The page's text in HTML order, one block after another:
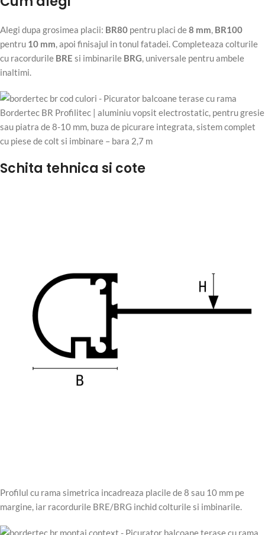
Alegi dupa grosimea placii: BR80 pentru placi de8 mm, BR100
pentru 10 mm, apoi finisajul in tonul fatadei. Completeaza colturile
cu racordurile BRE si imbinarile BRG, universale pentru ambele
inaltimi.
Schita tehnica si cote
Profilul cu rama simetrica incadreaza placile de 8 sau 10 mm pe
margine, iar racordurile BRE/BRG inchid colturile si imbinarile.